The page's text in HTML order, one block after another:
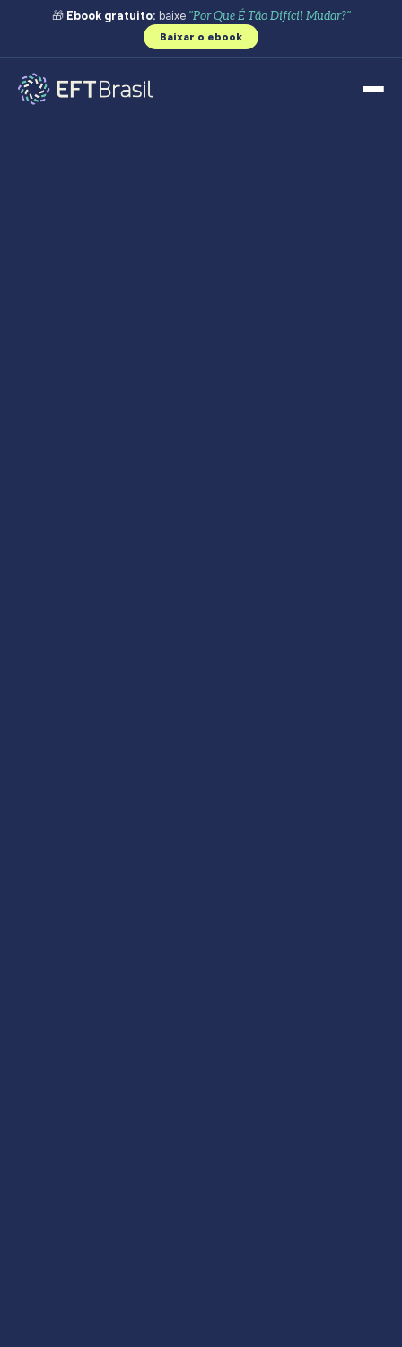
🎁 Ebook gratuito: baixe "Por Que É Tão Difícil Mudar?"
Baixar o ebook